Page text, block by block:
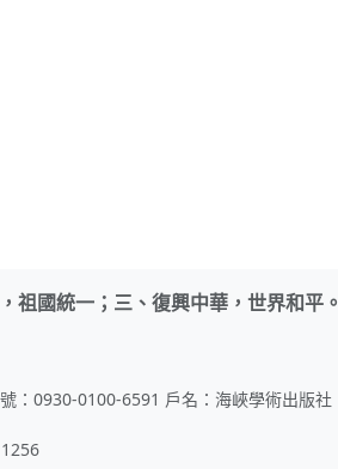
祖國統一；三、復興中華，世界和平。
：0930-0100-6591 戶名：海峽學術出版社